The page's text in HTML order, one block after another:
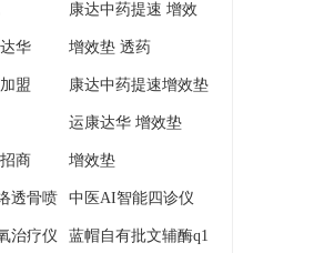
康达中药提速 增效
垫
华 增效垫 透药
盟 康达中药提速增效垫
运康达华 增效垫
商 增效垫
透骨喷 中医AI智能四诊仪
治疗仪 蓝帽自有批文辅酶q1